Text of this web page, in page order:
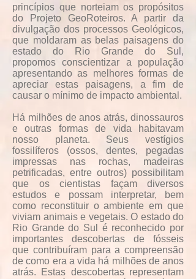
princípios que norteiam os propósitos
do Projeto GeoRoteiros. A partir da
divulgação dos processos Geológicos,
que moldaram as belas paisagens do
estado do Rio Grande do Sul,
propomos conscientizar a população
apresentando as melhores formas de
apreciar estas paisagens, a fim de
causar o mínimo de impacto ambiental.
Há milhões de anos atrás, dinossauros
e outras formas de vida habitavam
nosso planeta. Seus vestígios
fossilíferos (ossos, dentes, pegadas
impressas nas rochas, madeiras
petrificadas, entre outros) possibilitam
que os cientistas façam diversos
estudos e possam interpretar, bem
como reconstituir o ambiente em que
viviam animais e vegetais. O estado do
Rio Grande do Sul é reconhecido por
importantes descobertas de fósseis
que contribuíram para a compreensão
de como era a vida há milhões de anos
atrás. Estas descobertas representam